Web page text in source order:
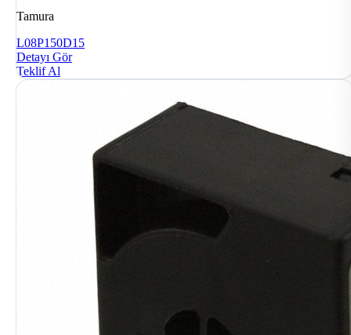
Tamura
L08P150D15
Detayı Gör
Teklif Al